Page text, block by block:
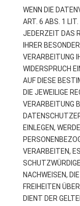
WENN DIE
ART. 6 ABS. 1 LIT.
JEDERZEIT DAS
IHRER
VERARBEITUNG
WIDERSPRUCH
AUF DIESE
DIE JEWEILIGE
VERARBEITUNG
EINLEGEN,
VERARBEITEN,
NACHWEISEN,
FREIHEITEN
DIENT DER